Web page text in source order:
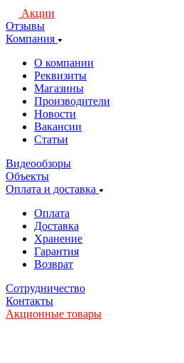
Акции
Отзывы
Компания
О компании
Реквизиты
Магазины
Производители
Новости
Вакансии
Статьи
Видеообзоры
Объекты
Оплата и доставка
Оплата
Доставка
Хранение
Гарантия
Возврат
Сотрудничество
Контакты
Акционные товары